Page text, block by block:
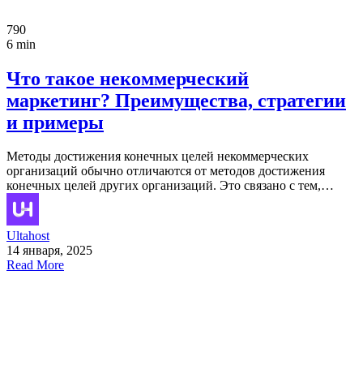
790
6 min
Что такое некоммерческий
маркетинг? Преимущества, стратегии
и примеры
Методы достижения конечных целей некоммерческих
организаций обычно отличаются от методов достижения
конечных целей других организаций. Это связано с тем,…
Ultahost
14 января, 2025
Read More